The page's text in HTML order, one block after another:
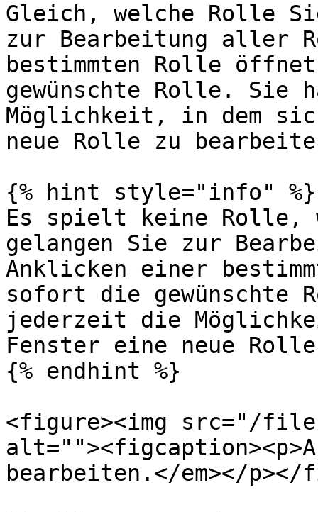
Gleich, welche Rolle
zur Bearbeitung aller
bestimmten Rolle
gewünschte Rolle. Sie
Möglichkeit, in dem
neue Rolle zu
{% hint style="info" %}
Es spielt keine Rolle,
gelangen Sie zur
Anklicken einer
sofort die gewünschte
jederzeit die
Fenster eine neue
{% endhint %}
<figure><img src="/files/
bearbeiten.</em></